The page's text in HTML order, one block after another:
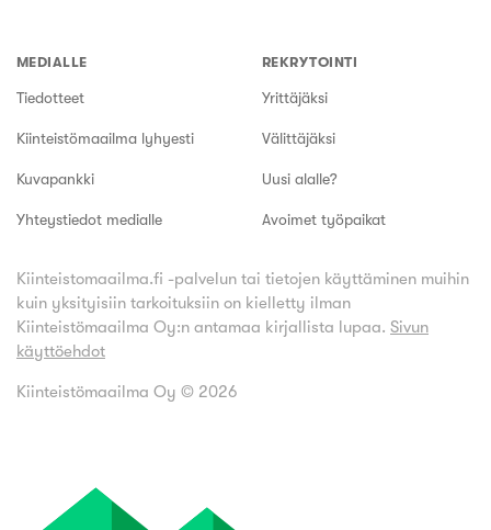
MEDIALLE
Tiedotteet
Kiinteistömaailma lyhyesti
Kuvapankki
Yhteystiedot medialle
REKRYTOINTI
Yrittäjäksi
Välittäjäksi
Uusi alalle?
Avoimet työpaikat
Kiinteistomaailma.fi -palvelun tai tietojen käyttäminen muihin
kuin yksityisiin tarkoituksiin on kielletty ilman
Kiinteistömaailma Oy:n antamaa kirjallista lupaa. Sivun
käyttöehdot
Kiinteistömaailma Oy © 2026